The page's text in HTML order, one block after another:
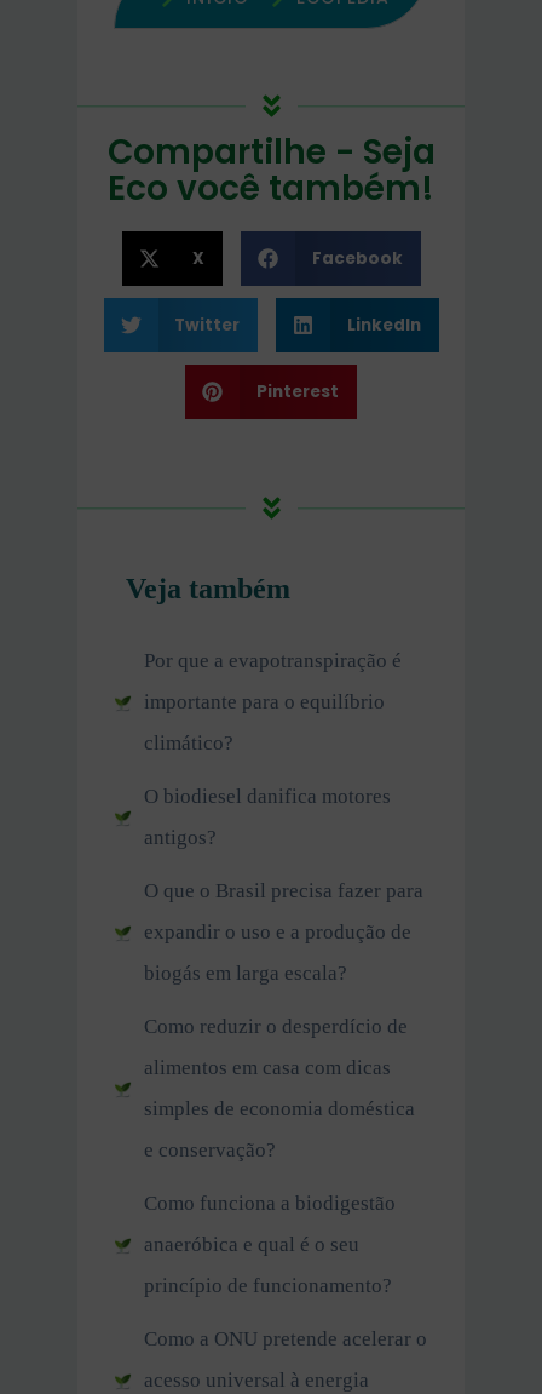
Compartilhe - Seja
Eco você também!
X Facebook
Twitter LinkedIn
Pinterest
Veja também
Por que a evapotranspiração é
importante para o equilíbrio
climático?
O biodiesel danifica motores
antigos?
O que o Brasil precisa fazer para
expandir o uso e a produção de
biogás em larga escala?
Como reduzir o desperdício de
alimentos em casa com dicas
simples de economia doméstica
e conservação?
Como funciona a biodigestão
anaeróbica e qual é o seu
princípio de funcionamento?
Como a ONU pretende acelerar o
acesso universal à energia